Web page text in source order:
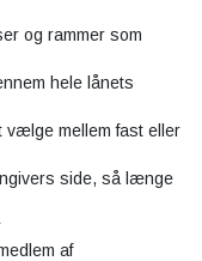
og rammer som
hele lånets
vælge mellem fast eller
side, så længe
af